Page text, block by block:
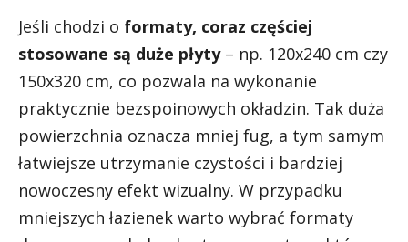
Jeśli chodzi o formaty, coraz częściej
stosowane są duże płyty– np. 120x240 cm czy
150x320 cm, co pozwala na wykonanie
praktycznie bezspoinowych okładzin. Tak duża
powierzchnia oznacza mniej fug, a tym samym
łatwiejsze utrzymanie czystości i bardziej
nowoczesny efekt wizualny. W przypadku
mniejszych łazienek warto wybrać formaty